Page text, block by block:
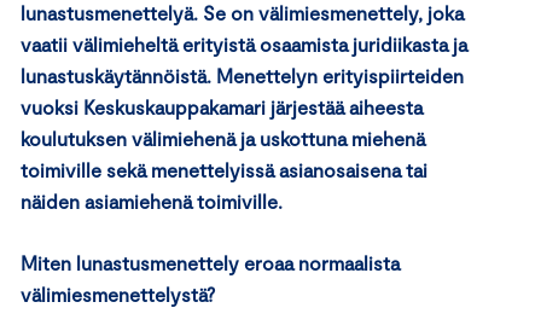
lunastusmenettelyä. Se on välimiesmenettely, joka
vaatii välimieheltä erityistä osaamista juridiikasta ja
lunastuskäytännöistä. Menettelyn erityispiirteiden
vuoksi Keskuskauppakamari järjestää aiheesta
koulutuksen välimiehenä ja uskottuna miehenä
toimiville sekä menettelyissä asianosaisena tai
näiden asiamiehenä toimiville.
Miten lunastusmenettely eroaa normaalista
välimiesmenettelystä?